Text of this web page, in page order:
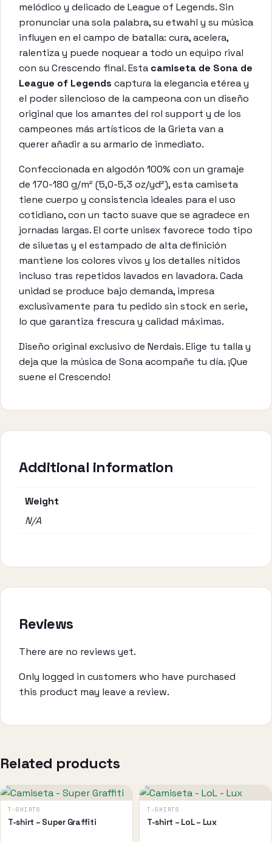
melódico y delicado de League of Legends. Sin
pronunciar una sola palabra, su etwahl y su música
influyen en el campo de batalla: cura, acelera,
ralentiza y puede noquear a todo un equipo rival
con su Crescendo final. Esta camiseta de Sona de
League of Legends captura la elegancia etérea y
el poder silencioso de la campeona con un diseño
original que los amantes del rol support y de los
campeones más artísticos de la Grieta van a
querer añadir a su armario de inmediato.
Confeccionada en algodón 100% con un gramaje
de 170-180 g/m² (5,0-5,3 oz/yd²), esta camiseta
tiene cuerpo y consistencia ideales para el uso
cotidiano, con un tacto suave que se agradece en
jornadas largas. El corte unisex favorece todo tipo
de siluetas y el estampado de alta definición
mantiene los colores vivos y los detalles nítidos
incluso tras repetidos lavados en lavadora. Cada
unidad se produce bajo demanda, impresa
exclusivamente para tu pedido sin stock en serie,
lo que garantiza frescura y calidad máximas.
Diseño original exclusivo de Nerdais. Elige tu talla y
deja que la música de Sona acompañe tu día. ¡Que
suene el Crescendo!
Additional information
Weight
N/A
Reviews
There are no reviews yet.
Only logged in customers who have purchased
this product may leave a review.
Related products
T-SHIRTS
T-shirt – Super Graffiti
This
product
has
T-SHIRTS
T-shirt – LoL – Lux
This
product
has